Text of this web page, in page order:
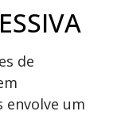
de
envolve um